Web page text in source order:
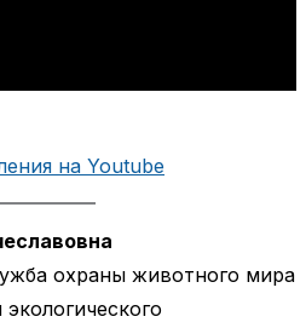
на Youtube
охраны животного мира